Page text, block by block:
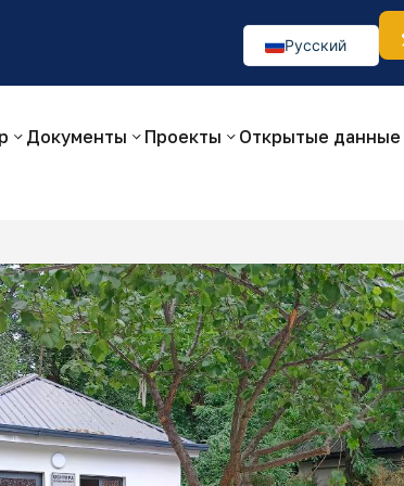
Изображения: 👁 🚫
Русский
O‘zbekcha
Документы Проекты Открытые данные